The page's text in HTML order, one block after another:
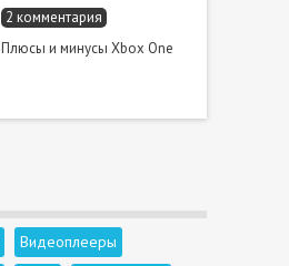
2 комментария
Плюсы и минусы Xbox One
Видеоплееры